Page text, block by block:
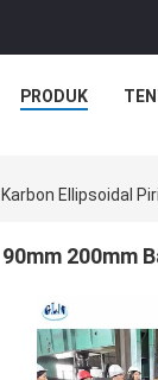
PRODUK
Ellipsoidal
90mm 200mm